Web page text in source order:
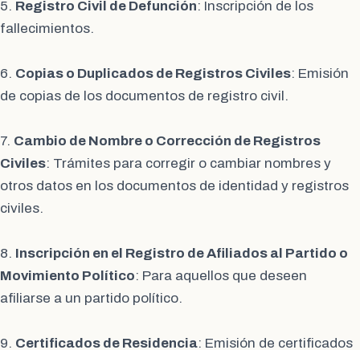
5. Registro Civil de Defunción: Inscripción de los
fallecimientos.
6. Copias o Duplicados de Registros Civiles: Emisión
de copias de los documentos de registro civil.
7. Cambio de Nombre o Corrección de Registros
Civiles: Trámites para corregir o cambiar nombres y
otros datos en los documentos de identidad y registros
civiles.
8. Inscripción en el Registro de Afiliados al Partido o
Movimiento Político: Para aquellos que deseen
afiliarse a un partido político.
9. Certificados de Residencia: Emisión de certificados